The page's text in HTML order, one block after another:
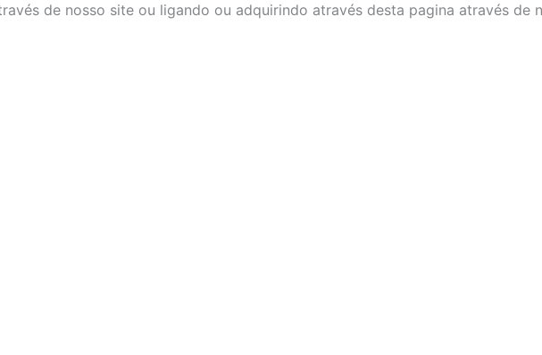
de nosso site ou ligando ou adquirindo através desta pagina através de